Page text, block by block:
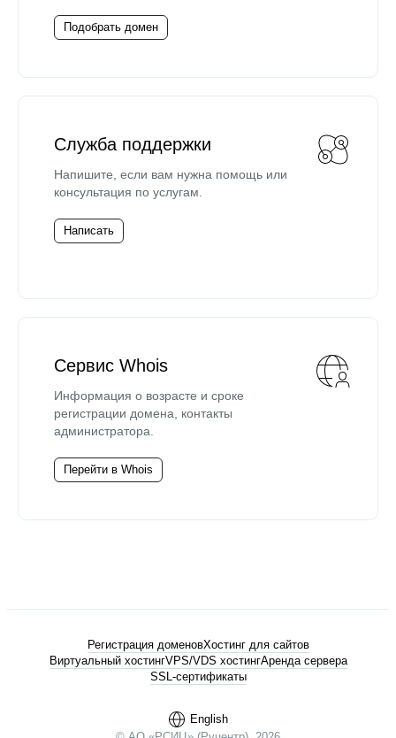
Подобрать домен
Служба поддержки
Напишите, если вам нужна помощь или
консультация по услугам.
Написать
Сервис Whois
Информация о возрасте и сроке
регистрации домена, контакты
администратора.
Перейти в Whois
English
Регистрация доменовХостинг для сайтов
Виртуальный хостингVPS/VDS хостингАренда сервера
SSL-сертификаты